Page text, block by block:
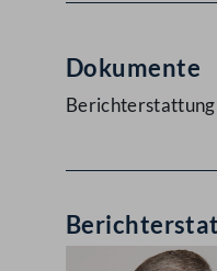
Dokumente
Berichterstattung